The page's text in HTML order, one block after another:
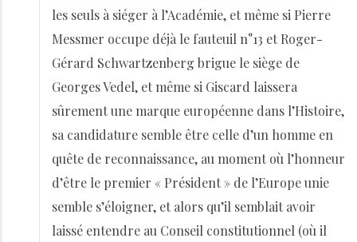
les seuls à siéger à l’Académie, et même si Pierre
Messmer occupe déjà le fauteuil n°13 et Roger-
Gérard Schwartzenberg brigue le siège de
Georges Vedel, et même si Giscard laissera
sûrement une marque européenne dans l’Histoire,
sa candidature semble être celle d’un homme en
quête de reconnaissance, au moment où l’honneur
d’être le premier « Président » de l’Europe unie
semble s’éloigner, et alors qu’il semblait avoir
laissé entendre au Conseil constitutionnel (où il